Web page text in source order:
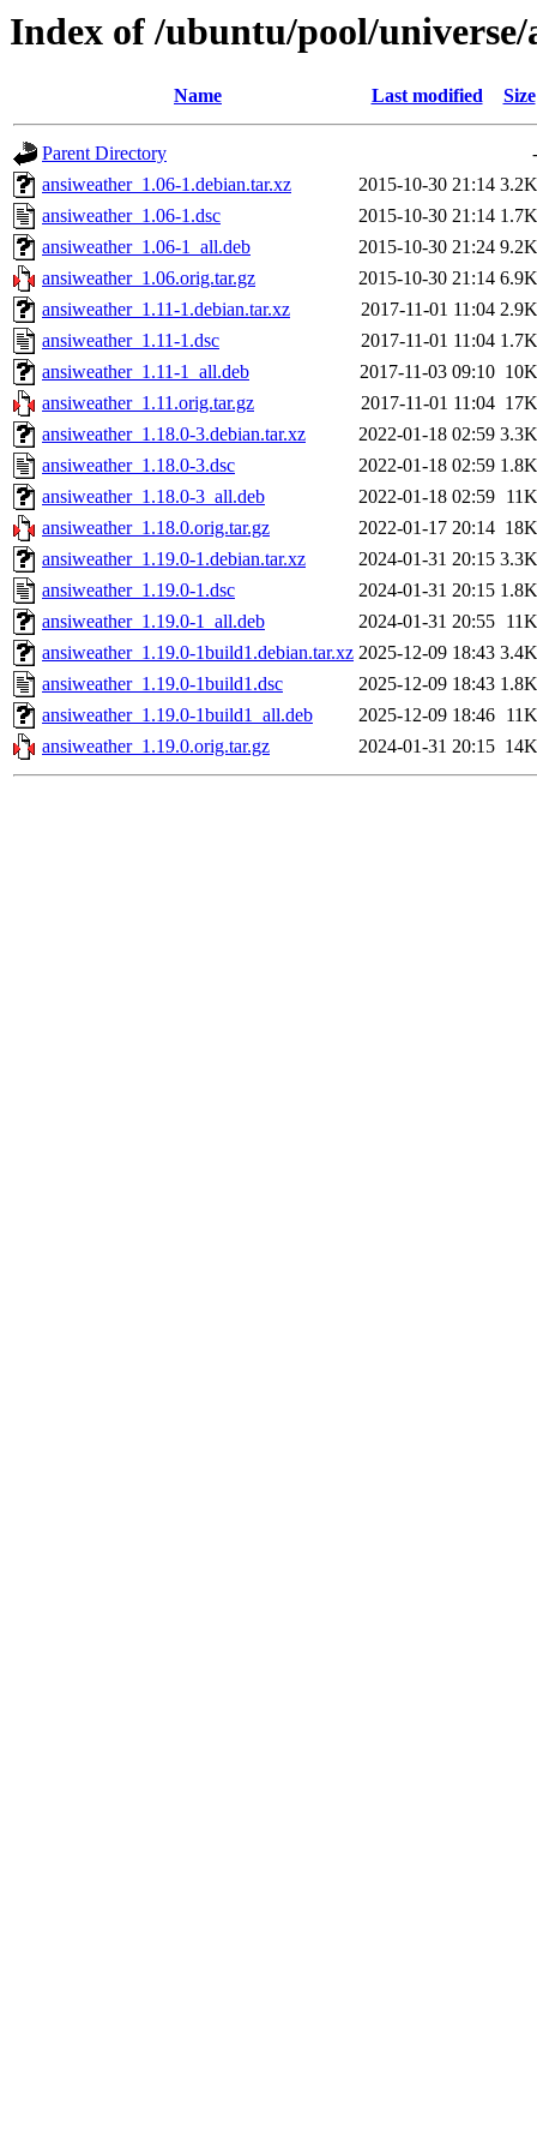
Index of /ubuntu/pool/universe/
Name Last modified Size
Parent Directory
-
ansiweather_1.06-1.debian.tar.xz
2015-10-30 21:14 3.2K
ansiweather_1.06-1.dsc
2015-10-30 21:14 1.7K
ansiweather_1.06-1_all.deb
2015-10-30 21:24 9.2K
ansiweather_1.06.orig.tar.gz
2015-10-30 21:14 6.9K
ansiweather_1.11-1.debian.tar.xz
2017-11-01 11:04 2.9K
ansiweather_1.11-1.dsc
2017-11-01 11:04 1.7K
ansiweather_1.11-1_all.deb
2017-11-03 09:10 10K
ansiweather_1.11.orig.tar.gz
2017-11-01 11:04 17K
ansiweather_1.18.0-3.debian.tar.xz
2022-01-18 02:59 3.3K
ansiweather_1.18.0-3.dsc
2022-01-18 02:59 1.8K
ansiweather_1.18.0-3_all.deb
2022-01-18 02:59 11K
ansiweather_1.18.0.orig.tar.gz
2022-01-17 20:14 18K
ansiweather_1.19.0-1.debian.tar.xz
2024-01-31 20:15 3.3K
ansiweather_1.19.0-1.dsc
2024-01-31 20:15 1.8K
ansiweather_1.19.0-1_all.deb
2024-01-31 20:55 11K
ansiweather_1.19.0-1build1.debian.tar.xz 2025-12-09 18:43 3.4K
ansiweather_1.19.0-1build1.dsc
2025-12-09 18:43 1.8K
ansiweather_1.19.0-1build1_all.deb
2025-12-09 18:46 11K
ansiweather_1.19.0.orig.tar.gz
2024-01-31 20:15 14K